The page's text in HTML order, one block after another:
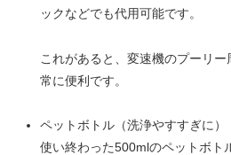
ックなどでも代用可能です。
これがあると、変速機のプーリ
常に便利です。
ペットボトル（洗浄やすすぎに）
使い終わった500mlのペットボト